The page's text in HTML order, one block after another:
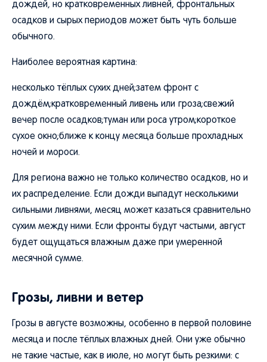
дождей, но кратковременных ливней, фронтальных
осадков и сырых периодов может быть чуть больше
обычного.
Наиболее вероятная картина:
несколько тёплых сухих дней;затем фронт с
дождём;кратковременный ливень или гроза;свежий
вечер после осадков;туман или роса утром;короткое
сухое окно;ближе к концу месяца больше прохладных
ночей и мороси.
Для региона важно не только количество осадков, но и
их распределение. Если дожди выпадут несколькими
сильными ливнями, месяц может казаться сравнительно
сухим между ними. Если фронты будут частыми, август
будет ощущаться влажным даже при умеренной
месячной сумме.
Грозы, ливни и ветер
Грозы в августе возможны, особенно в первой половине
месяца и после тёплых влажных дней. Они уже обычно
не такие частые, как в июле, но могут быть резкими: с